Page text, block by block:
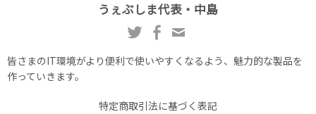
うぇぶしま代表・中島
皆さまのIT環境がより便利で使いやすくなるよう、魅力的な製品を
作っていきます。
特定商取引法に基づく表記